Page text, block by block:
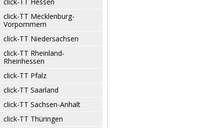
click-TT Mecklenburg-
Vorpommern
click-TT Niedersachsen
click-TT Rheinland-
Rheinhessen
click-TT Pfalz
click-TT Saarland
click-TT Sachsen-Anhalt
click-TT Thüringen